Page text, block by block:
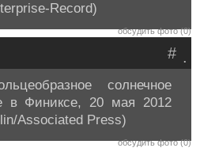
Record)
обсудить фото (0)
.
#
солнечное
в Финиксе, 20 мая 2012
Associated Press)
обсудить фото (0)